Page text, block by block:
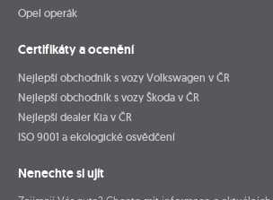
Opel operák
Certifikáty a ocenění
Nejlepší obchodník s vozy Volkswagen v ČR
Nejlepší obchodník s vozy Škoda v ČR
Nejlepší dealer Kia v ČR
ISO 9001 a ekologické osvědčení
Nenechte si ujít